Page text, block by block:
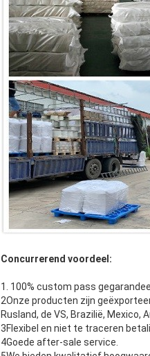
Concurrerend voordeel:
1. 100% custom pass
2Onze producten zijn
Rusland, de VS, Brazilië, Mexico,
3Flexibel en niet te traceren
4Goede after-sale service.